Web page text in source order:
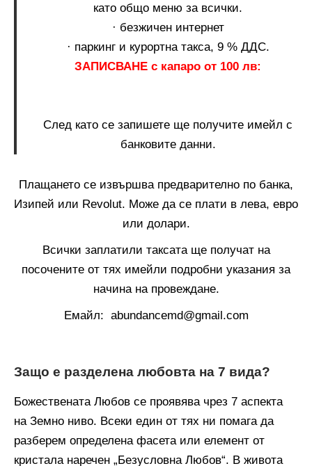
като общо меню за всички.
· безжичен интернет
· паркинг и курортна такса, 9 % ДДС.
ЗАПИСВАНЕ с капаро от 100 лв:
След като се запишете ще получите имейл с
банковите данни.
Плащането се извършва предварително по банка,
Изипей или Revolut. Може да се плати в лева, евро
или долари.
Всички заплатили таксата ще получат на
посочените от тях имейли подробни указания за
начина на провеждане.
Емайл: abundancemd@gmail.com
Защо е разделена любовта на 7 вида?
Божествената Любов се проявява чрез 7 аспекта
на Земно ниво. Всеки един от тях ни помага да
разберем определена фасета или елемент от
кристала наречен „Безусловна Любов“. В живота